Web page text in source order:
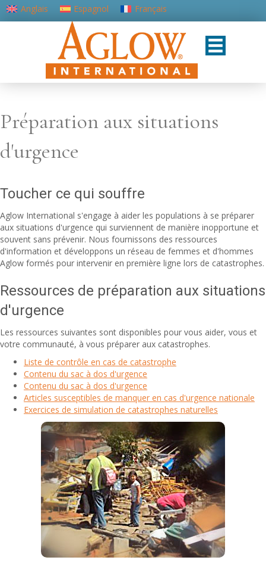
Anglais Espagnol
Français
Portugais - du Portugal
Préparation aux situations
d'urgence
Toucher ce qui souffre
Aglow International s'engage à aider les populations à se préparer
aux situations d'urgence qui surviennent de manière inopportune et
souvent sans prévenir. Nous fournissons des ressources
d'information et développons un réseau de femmes et d'hommes
Aglow formés pour intervenir en première ligne lors de catastrophes.
Ressources de préparation aux situations
d'urgence
Les ressources suivantes sont disponibles pour vous aider, vous et
votre communauté, à vous préparer aux catastrophes.
Liste de contrôle en cas de catastrophe
Contenu du sac à dos d'urgence
Contenu du sac à dos d'urgence
Articles susceptibles de manquer en cas d'urgence nationale
Exercices de simulation de catastrophes naturelles